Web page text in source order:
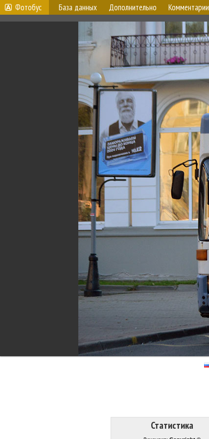
Фотобус База данных Дополнительно Комментарии
Статистика